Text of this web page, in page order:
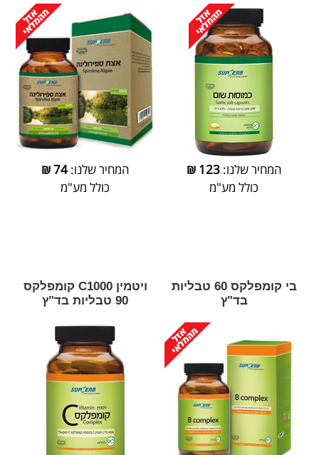
המחיר שלנו: 123
₪
כולל מע"מ
המחיר שלנו: 74
₪
כולל מע"מ
בי קומפלקס 60 טבליות
בד"ץ
ויטמין C1000 קומפלקס
90 טבליות בד"ץ